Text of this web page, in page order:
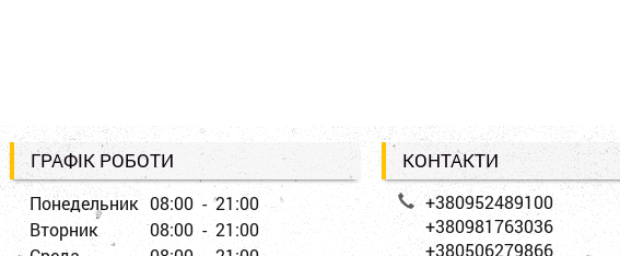
ГРАФІК РОБОТИ
Понедельник 08:00 - 21:00
Вторник
08:00 - 21:00
КОНТАКТИ
+380952489100
+380981763036
+380506279866